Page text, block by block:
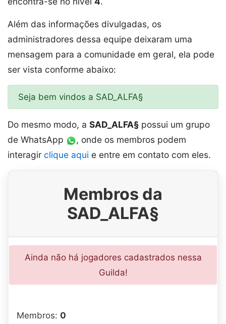
Além das informações divulgadas, os
administradores dessa equipe deixaram uma
mensagem para a comunidade em geral, ela pode
ser vista conforme abaixo:
Seja bem vindos a SAD_ALFA§
Do mesmo modo, a SAD_ALFA§ possui um grupo
de WhatsApp
, onde os membros podem
interagir clique aqui e entre em contato com eles.
Membros da
SAD_ALFA§
Ainda não há jogadores cadastrados nessa
Guilda!
Membros: 0